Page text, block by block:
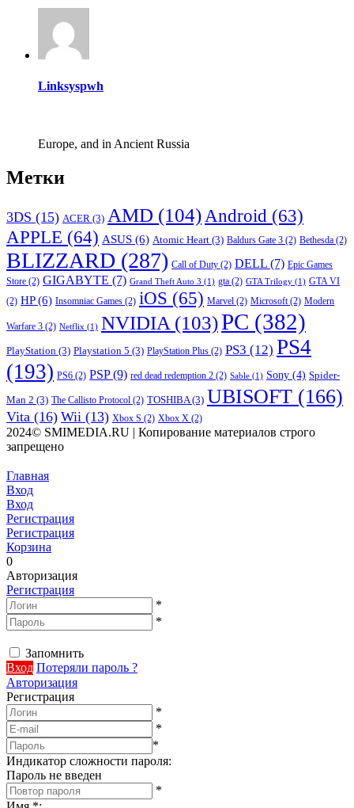
Linksyspwh
Europe, and in Ancient Russia
Метки
3DS (15) ACER (3) AMD (104) Android (63)
APPLE (64) ASUS (6) Atomic Heart (3) Baldurs Gate 3 (2) Bethesda (2)
BLIZZARD (287) Call of Duty (2) DELL (7) Epic Games
Store (2) GIGABYTE (7) Grand Theft Auto 3 (1) gta (2) GTA Trilogy (1) GTA VI
(2) HP(6) Insomniac Games (2) iOS (65) Marvel (2) Microsoft(2) Modern
Warfare 3 (2) Netflix (1) NVIDIA (103)PC (382)
PlayStation (3) Playstation 5 (3) PlayStation Plus (2) PS3 (12) PS4
(193) PS6 (2) PSP(9) red dead redemption 2 (2) Sable (1) Sony (4) Spider-
Man 2 (3) The Callisto Protocol (2) TOSHIBA(3) UBISOFT (166)
Vita (16) Wii (13) Xbox S (2) Xbox X (2)
2024© SMIMEDIA.RU | Копирование материалов строго
запрещено
Главная
Вход
Вход
Регистрация
Регистрация
Корзина
0
Авторизация
Регистрация
*
*
Запомнить
Вход Потеряли пароль ?
Авторизация
Регистрация
*
*
*
Индикатор сложности пароля:
Пароль не введен
*